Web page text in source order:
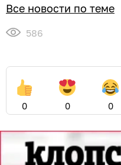
Все новости по теме
586
0 0 0